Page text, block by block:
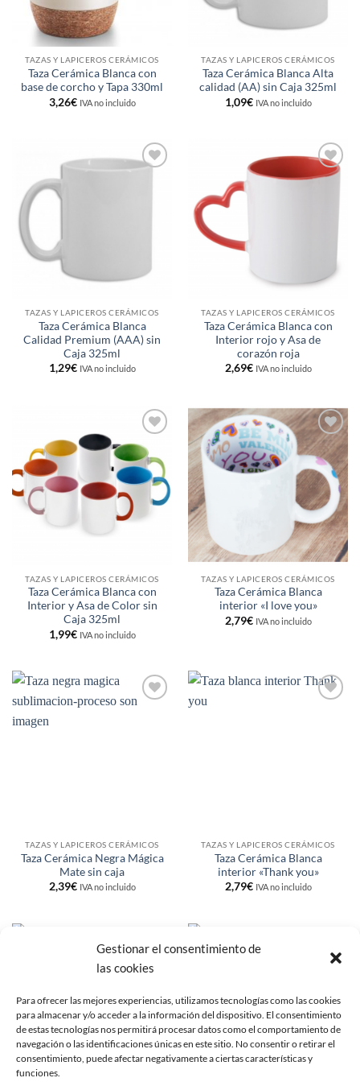
Gestionar el consentimiento de
las cookies
Para ofrecer las mejores experiencias, utilizamos tecnologías como las cookies
para almacenar y/o acceder a la información del dispositivo. El consentimiento
de estas tecnologías nos permitirá procesar datos como el comportamiento de
navegación o las identificaciones únicas en este sitio. No consentir o retirar el
consentimiento, puede afectar negativamente a ciertas características y
funciones.
TAZAS Y LAPICEROS CERÁMICOS
Taza Cerámica Blanca con
base de corcho y Tapa 330ml
3,26€ IVA no incluido
TAZAS Y LAPICEROS CERÁMICOS
Taza Cerámica Blanca Alta
calidad (AA) sin Caja 325ml
1,09€ IVA no incluido
TAZAS Y LAPICEROS CERÁMICOS
Taza Cerámica Blanca
Calidad Premium (AAA) sin
Caja 325ml
1,29€ IVA no incluido
Añadir
TAZAS Y LAPICEROS CERÁMICOS
Taza Cerámica Blanca con
Interior rojo y Asa de
corazón roja
2,69€ IVA no incluido
Añadir
a la
lista de
deseos
TAZAS Y LAPICEROS CERÁMICOS
Taza Cerámica Blanca con
Interior y Asa de Color sin
Caja 325ml
1,99€ IVA no incluido
Añadir
a la
lista de
deseos
TAZAS Y LAPICEROS CERÁMICOS
Taza Cerámica Blanca
interior «I love you»
2,79€ IVA no incluido
TAZAS Y LAPICEROS CERÁMICOS
Taza Cerámica Negra Mágica
Mate sin caja
2,39€ IVA no incluido
TAZAS Y LAPICEROS CERÁMICOS
Taza Cerámica Blanca
interior «Thank you»
2,79€ IVA no incluido
Añadir
a la
deseos
Añadir
deseos